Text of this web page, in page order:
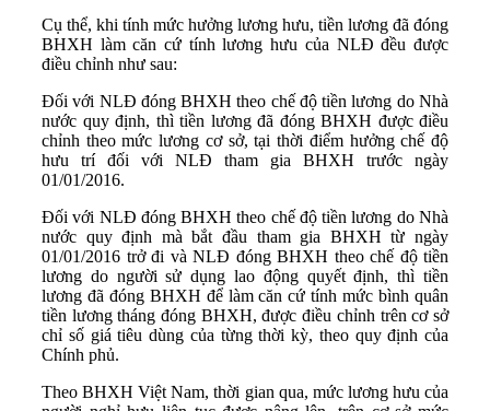
Cụ thể, khi tính mức hưởng lương hưu, tiền lương đã đóng
BHXH làm căn cứ tính lương hưu của NLĐ đều được
điều chỉnh như sau:
Đối với NLĐ đóng BHXH theo chế độ tiền lương do Nhà
nước quy định, thì tiền lương đã đóng BHXH được điều
chỉnh theo mức lương cơ sở, tại thời điểm hưởng chế độ
hưu trí đối với NLĐ tham gia BHXH trước ngày
01/01/2016.
Đối với NLĐ đóng BHXH theo chế độ tiền lương do Nhà
nước quy định mà bắt đầu tham gia BHXH từ ngày
01/01/2016 trở đi và NLĐ đóng BHXH theo chế độ tiền
lương do người sử dụng lao động quyết định, thì tiền
lương đã đóng BHXH để làm căn cứ tính mức bình quân
tiền lương tháng đóng BHXH, được điều chỉnh trên cơ sở
chỉ số giá tiêu dùng của từng thời kỳ, theo quy định của
Chính phủ.
Theo BHXH Việt Nam, thời gian qua, mức lương hưu của